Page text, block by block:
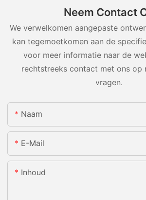
Neem Contact
We verwelkomen aangepaste
kan tegemoetkomen aan de
voor meer informatie naar de
rechtstreeks contact met ons op
vragen.
Naam
E-Mail
Inhoud